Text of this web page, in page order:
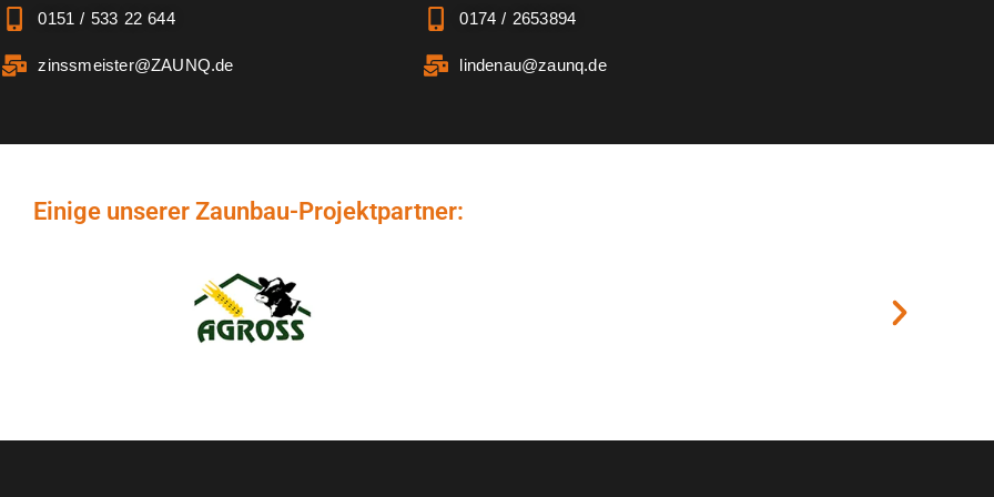
0151 / 533 22 644
zinssmeister@ZAUNQ.de
0174 / 2653894
lindenau@zaunq.de
Einige unserer Zaunbau-Projektpartner: